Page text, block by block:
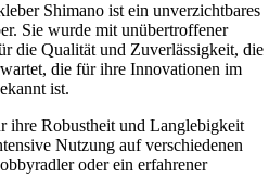
Shimano ist ein unverzichtbares
Sie wurde mit unübertroffener
die Qualität und Zuverlässigkeit, die
die für ihre Innovationen im
ist.
ihre Robustheit und Langlebigkeit
Nutzung auf verschiedenen
oder ein erfahrener